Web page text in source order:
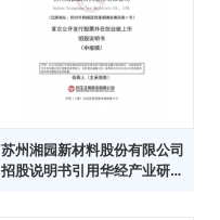
苏州湘园新材料股份有限公司
招股说明书引用华经产业研究